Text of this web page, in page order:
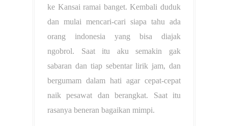
ke Kansai ramai banget. Kembali duduk
dan mulai mencari-cari siapa tahu ada
orang indonesia yang bisa diajak
ngobrol. Saat itu aku semakin gak
sabaran dan tiap sebentar lirik jam, dan
bergumam dalam hati agar cepat-cepat
naik pesawat dan berangkat. Saat itu
rasanya beneran bagaikan mimpi.